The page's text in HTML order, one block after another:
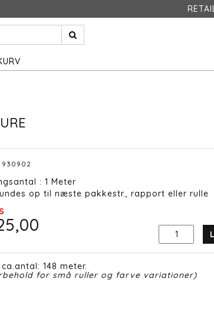
930902
: 1 Meter
op til næste pakkestr., rapport eller rulle
148 meter.
for små ruller og farve variationer)